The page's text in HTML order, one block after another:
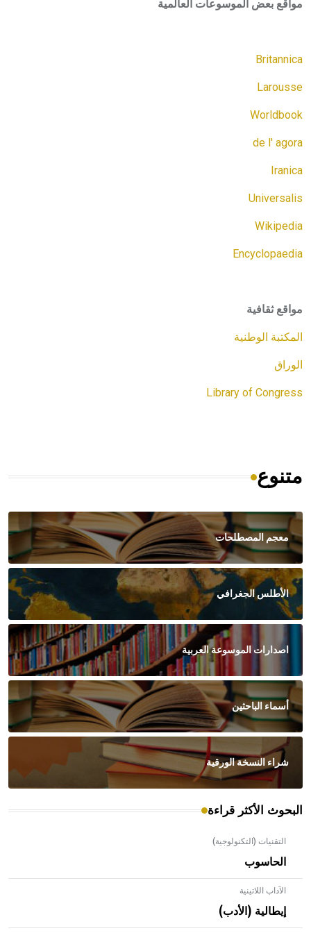
هيئة الموسوعة العربية تطلق موسوعات جديدة في عام 2026
مواقع بعض الموسوعات العالمية
Britannica
Larousse
Worldbook
de l' agora
Iranica
Universalis
Wikipedia
Encyclopaedia
مواقع ثقافية
المكتبة الوطنية
الوراق
Library of Congress
متنوع
معجم المصطلحات
الأطلس الجغرافي
اصدارات الموسوعة العربية
أسماء الباحثين
شراء النسخة الورقية
البحوث الأكثر قراءة
التقنيات (التكنولوجية)
الحاسوب
الآداب اللاتينية
إيطالية (الأدب)